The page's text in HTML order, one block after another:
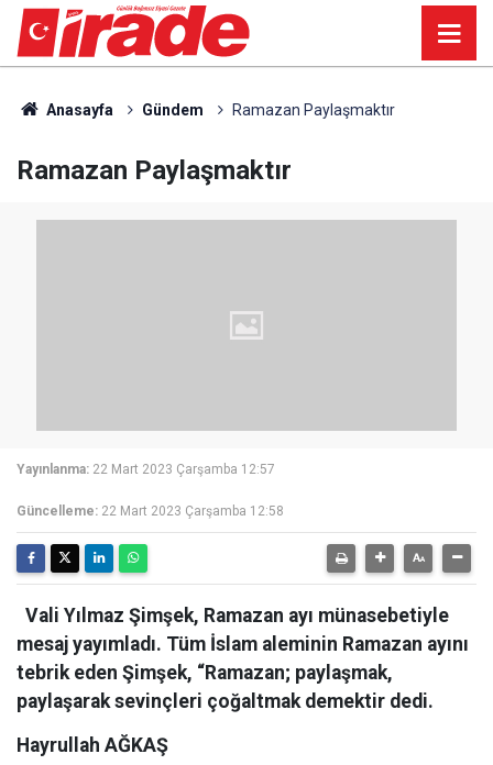
Anasayfa Gündem Ramazan Paylaşmaktır
Ramazan Paylaşmaktır
Yayınlanma: 22 Mart 2023 Çarşamba 12:57
Güncelleme: 22 Mart 2023 Çarşamba 12:58
Vali Yılmaz Şimşek, Ramazan ayı münasebetiyle
mesaj yayımladı. Tüm İslam aleminin Ramazan ayını
tebrik eden Şimşek, “Ramazan; paylaşmak,
paylaşarak sevinçleri çoğaltmak demektir dedi.
Hayrullah AĞKAŞ